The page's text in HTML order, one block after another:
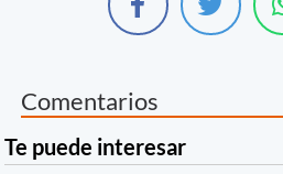
Comentarios